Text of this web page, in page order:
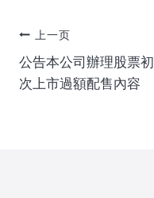
文
章
上一页
公告本公司辦理股票初
次上市過額配售內容